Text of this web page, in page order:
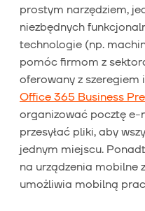
prostym narzędziem,
niezbędnych
technologie (np.
pomóc firmom z
oferowany z szeregiem
Office 365 Business
organizować pocztę e-
przesyłać pliki, aby
jednym miejscu.
na urządzenia mobilne
umożliwia mobilną